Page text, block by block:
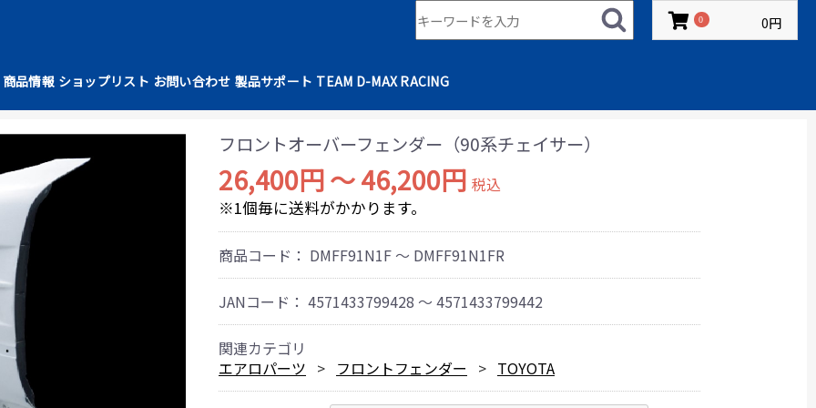
商品情報 ショップリスト お問い合わせ 製品サポート TEAM D-MAX RACING
0 0円
フロントオーバーフェンダー（90系チェイサー）
26,400円 ～ 46,200円 税込
※1個毎に送料がかかります。
商品コード： DMFF91N1F ～ DMFF91N1FR
JANコード： 4571433799428 ～ 4571433799442
関連カテゴリ
エアロパーツ
フロントフェンダー TOYOTA